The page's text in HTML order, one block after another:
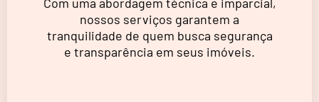
nossos serviços garantem a
tranquilidade de quem busca segurança
e transparência em seus imóveis.